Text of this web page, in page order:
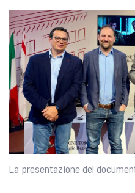
La presentazione del